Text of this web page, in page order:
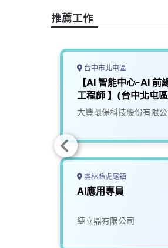
推薦工作
台中市北屯區
【AI 智能中心-AI 前
工程師 】(台中北屯
大豐環保科技股份有限
雲林縣虎尾鎮
AI應用專員
緁立鼎有限公司